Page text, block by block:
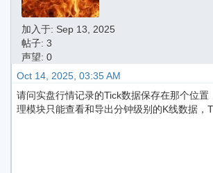
加入于: Sep 13, 2025
帖子: 3
声望: 0
Oct 14, 2025, 03:35 AM
请问实盘行情记录的Tick数据保存在那个位置
理模块只能查看和导出分钟级别的K线数据，